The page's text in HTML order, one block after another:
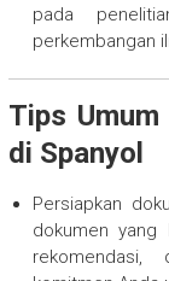
pada
perkembangan
Tips
di Spanyol
Persiapkan
dokumen yang